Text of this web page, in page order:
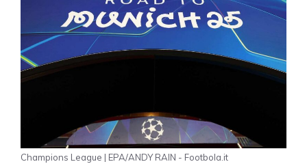
Champions League | EPA/ANDY RAIN - Footbola.it